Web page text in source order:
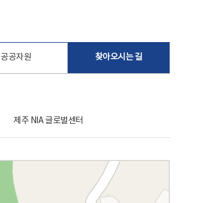
공공자원 찾아오시는 길
제주 NIA 글로벌센터